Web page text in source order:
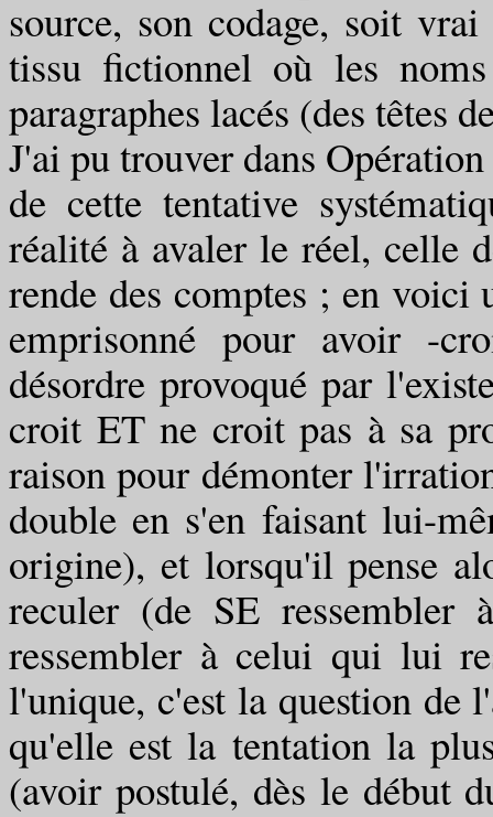
source, son codage, soit
tissu fictionnel où les
paragraphes lacés (des têtes
J'ai pu trouver dans
de cette tentative
réalité à avaler le réel, celle
rende des comptes ; en voici
emprisonné pour avoir -
désordre provoqué par
croit ET ne croit pas à sa
raison pour démonter
double en s'en faisant lui-
origine), et lorsqu'il pense
reculer (de SE ressembler
ressembler à celui qui lui
l'unique, c'est la question de
qu'elle est la tentation la
(avoir postulé, dès le début